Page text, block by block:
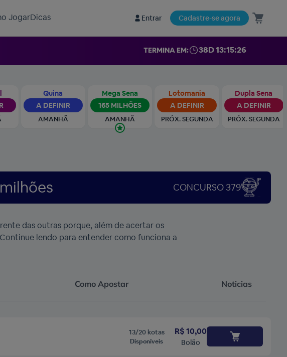
JogarDicas Entrar Cadastre-se agora
TERMINA EM: 38D 13:15:25
Quina
A DEFINIR
AMANHÃ
Mega Sena
165 MILHÕES
AMANHÃ
Lotomania
A DEFINIR
PRÓX. SEGUNDA
Dupla Sena
A DEFINIR
PRÓX. SEGUNDA
CONCURSO 379
das outras porque, além de acertar os
lendo para entender como funciona a
Como Apostar Noticias
13/20 kotas
Disponíveis
R$ 10,00
Bolão